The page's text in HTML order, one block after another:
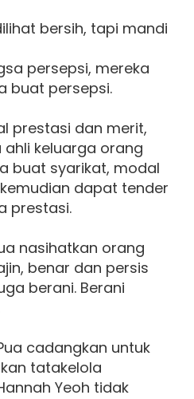
bersih, tapi mandi
persepsi, mereka
buat persepsi.
prestasi dan merit,
keluarga orang
buat syarikat, modal
dapat tender
prestasi.
nasihatkan orang
benar dan persis
berani. Berani
cadangkan untuk
tatakelola
Yeoh tidak